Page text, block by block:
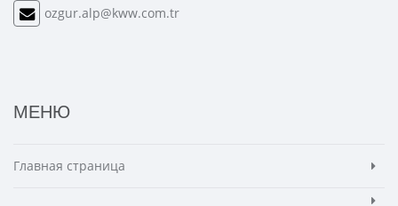
ozgur.alp@kww.com.tr
МЕНЮ
Главная страница